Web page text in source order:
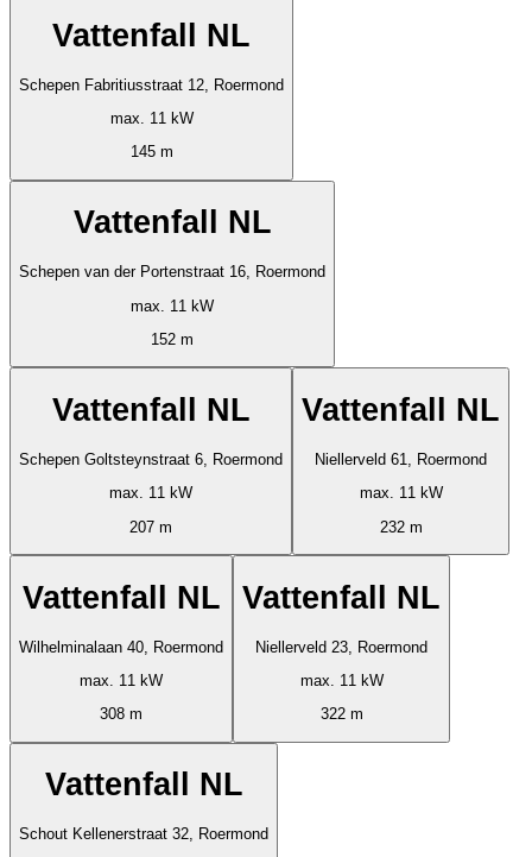
Vattenfall NL
Schepen Fabritiusstraat 12, Roermond
max. 11 kW
145 m
Vattenfall NL
Schepen van der Portenstraat 16, Roermond
max. 11 kW
152 m
Vattenfall NL
Schepen Goltsteynstraat 6, Roermond
max. 11 kW
207 m
Vattenfall NL
Niellerveld 61, Roermond
max. 11 kW
232 m
Vattenfall NL
Wilhelminalaan 40, Roermond
max. 11 kW
308 m
Vattenfall NL
Niellerveld 23, Roermond
max. 11 kW
322 m
Vattenfall NL
Schout Kellenerstraat 32, Roermond